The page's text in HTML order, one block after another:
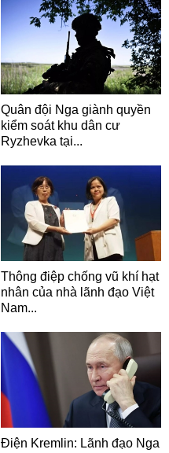
Quân đội Nga giành quyền
kiểm soát khu dân cư
Ryzhevka tại...
Thông điệp chống vũ khí hạt
nhân của nhà lãnh đạo Việt
Nam...
Điện Kremlin: Lãnh đạo Nga